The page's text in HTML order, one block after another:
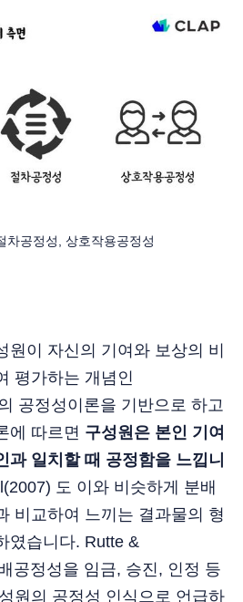
차공정성, 상호작용공정성
원이 자신의 기여와 보상의 비
평가하는 개념인
공정성이론을 기반으로 하고
에 따르면 구성원은 본인 기여
과 일치할 때 공정함을 느낍니
도 이와 비슷하게 분배
비교하여 느끼는 결과물의 형
였습니다. Rutte &
공정성을 임금, 승진, 인정 등
원의 공정성 인식으로 언급하